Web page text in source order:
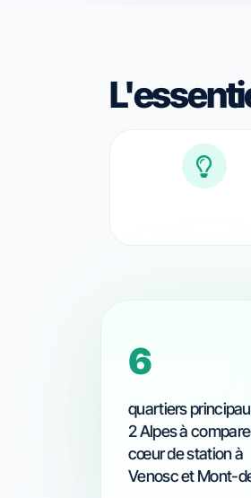
8
quartiers
2 Alpes à
cœur de station à
Venosc et Mont-